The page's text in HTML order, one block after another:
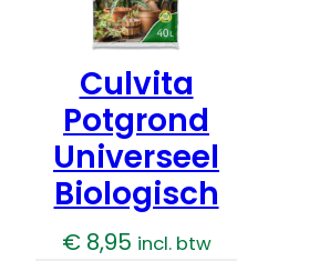
Culvita
Potgrond
Universeel
Biologisch
€8,95 incl. btw